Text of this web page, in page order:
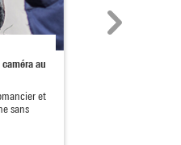
au
et
sans